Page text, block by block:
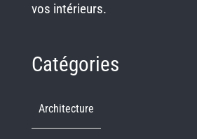
vos intérieurs.
Catégories
Architecture